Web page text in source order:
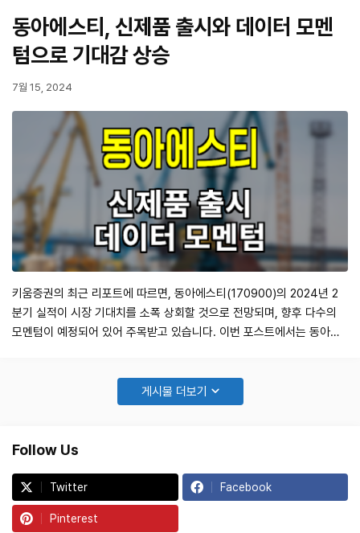
라 바…
동아에스티, 신제품 출시와 데이터 모멘
텀으로 기대감 상승
7월 15, 2024
키움증권의 최근 리포트에 따르면, 동아에스티(170900)의 2024년 2
분기 실적이 시장 기대치를 소폭 상회할 것으로 전망되며, 향후 다수의
모멘텀이 예정되어 있어 주목받고 있습니다. 이번 포스트에서는 동아에
게시물 더보기
Follow Us
Twitter Facebook
Pinterest